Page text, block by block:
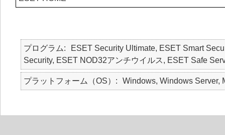
プログラム
ESET Security Ultimate, ESET Smart
Security, ESET NOD32アンチウイルス, ESET Safe
プラットフォーム（OS） Windows, Windows Server,